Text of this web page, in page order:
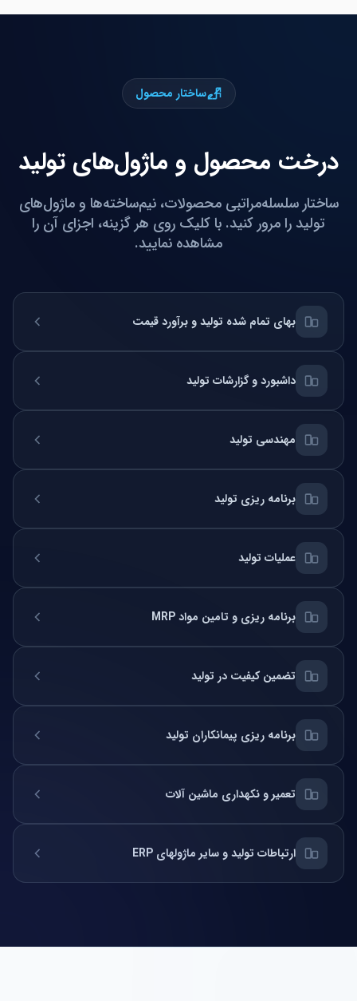
ساختار محصول
درخت محصول و ماژول‌های تولید
ساختار سلسله‌مراتبی محصولات، نیم‌ساخته‌ها و ماژول‌های
تولید را مرور کنید. با کلیک روی هر گزینه، اجزای آن را
مشاهده نمایید.
بهای تمام شده تولید و برآورد قیمت
داشبورد و گزارشات تولید
مهندسی تولید
برنامه ریزی تولید
عملیات تولید
برنامه ریزی و تامین مواد MRP
تضمین کیفیت در تولید
برنامه ریزی پیمانکاران تولید
تعمیر و نکهداری ماشین آلات
ارتباطات تولید و سایر ماژولهای ERP